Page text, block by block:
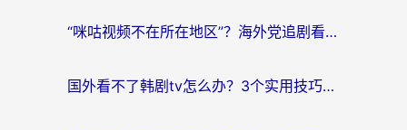
“咪咕视频不在所在地区”？海外党追剧看片、炒股的救星来了！
国外看不了韩剧tv怎么办？3个实用技巧解决海外追剧难题（附书旗小说&社保查询攻略）